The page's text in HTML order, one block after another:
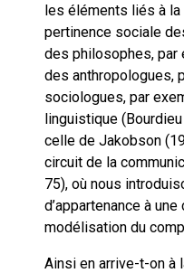
les éléments liés à la
pertinence sociale
des philosophes, par
des anthropologues,
sociologues, par
linguistique
celle de Jakobson
circuit de la
75), où nous
d’appartenance à
modélisation du
Ainsi en arrive-t-on à